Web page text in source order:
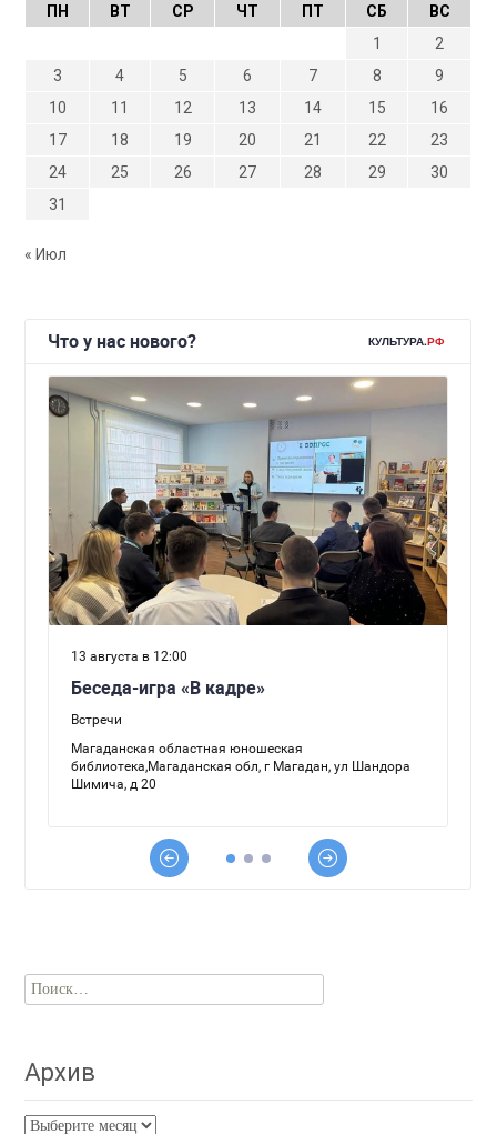
ПН
ВТ СР ЧТ ПТ СБ
ВС
1
2
3
4 5 6 7 8
9
10
11 12 13 14 15
16
17
18 19 20 21 22
23
24
25 26 27 28 29
30
31
« Июл
Найти:
Архив
Архив